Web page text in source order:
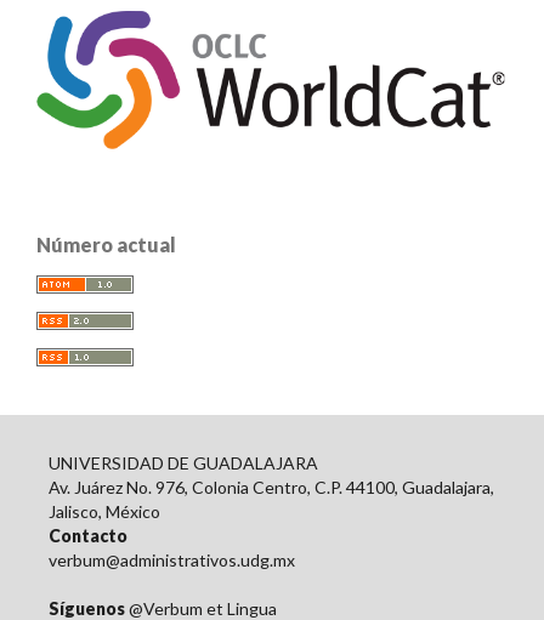
Número actual
UNIVERSIDAD DE GUADALAJARA
Av. Juárez No. 976, Colonia Centro, C.P. 44100, Guadalajara,
Jalisco, México
Contacto
verbum@administrativos.udg.mx
Síguenos@Verbum et Lingua